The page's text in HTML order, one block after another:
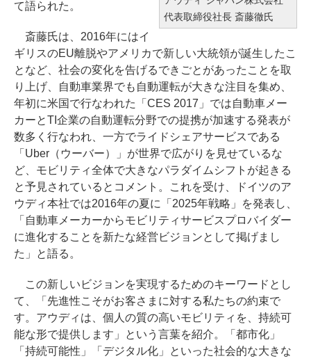
代表取締役社長 斎藤徹氏
て語られた。
斎藤氏は、2016年にはイ
ギリスのEU離脱やアメリカで新しい大統領が誕生したこ
となど、社会の変化を告げるできごとがあったことを取
り上げ、自動車業界でも自動運転が大きな注目を集め、
年初に米国で行なわれた「CES 2017」では自動車メー
カーとTI企業の自動運転分野での提携が加速する発表が
数多く行なわれ、一方でライドシェアサービスである
「Uber（ウーバー）」が世界で広がりを見せているな
ど、モビリティ全体で大きなパラダイムシフトが起きる
と予見されているとコメント。これを受け、ドイツのア
ウディ本社では2016年の夏に「2025年戦略」を発表し、
「自動車メーカーからモビリティサービスプロバイダー
に進化することを新たな経営ビジョンとして掲げまし
た」と語る。
この新しいビジョンを実現するためのキーワードとし
て、「先進性こそがお客さまに対する私たちの約束で
す。アウディは、個人の質の高いモビリティを、持続可
能な形で提供します」という言葉を紹介。「都市化」
「持続可能性」「デジタル化」といった社会的な大きな